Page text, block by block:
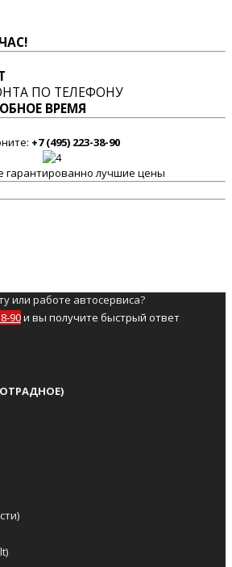
ПО ТЕЛЕФОНУ
ВРЕМЯ
+7 (495) 223-38-90
гарантированно лучшие цены
или работе автосервиса?
90и вы получите быстрый ответ